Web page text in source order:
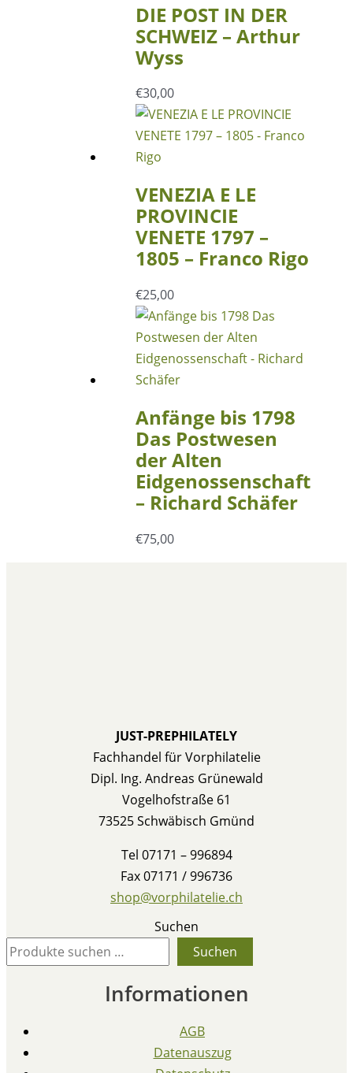
DIE POST IN DER
SCHWEIZ – Arthur
Wyss
€30,00
VENEZIA E LE
PROVINCIE
VENETE 1797 –
1805 – Franco Rigo
€25,00
Anfänge bis 1798
Das Postwesen
der Alten
Eidgenossenschaft
– Richard Schäfer
€75,00
JUST-PREPHILATELY
Fachhandel für Vorphilatelie
Dipl. Ing. Andreas Grünewald
Vogelhofstraße 61
73525 Schwäbisch Gmünd
Tel 07171 – 996894
Fax 07171 / 996736
shop@vorphilatelie.ch
Suchen
Suchen
Informationen
AGB
Datenauszug